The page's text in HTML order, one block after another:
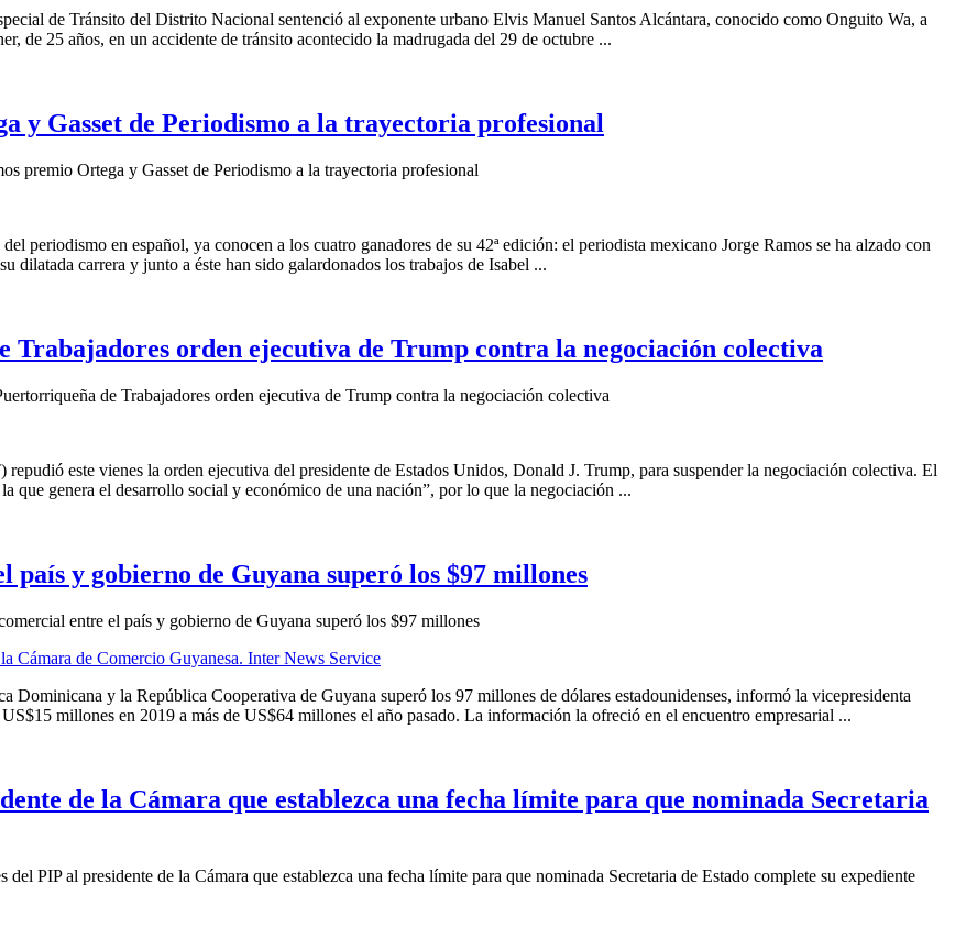
de Tránsito del Distrito Nacional sentenció al exponente urbano Elvis Manuel Santos Alcántara, conocido como Onguito Wa, a
de 25 años, en un accidente de tránsito acontecido la madrugada del 29 de octubre ...
y Gasset de Periodismo a la trayectoria profesional
premio Ortega y Gasset de Periodismo a la trayectoria profesional
periodismo en español, ya conocen a los cuatro ganadores de su 42ª edición: el periodista mexicano Jorge Ramos se ha alzado con
carrera y junto a éste han sido galardonados los trabajos de Isabel ...
orden ejecutiva de Trump contra la negociación colectiva
de Trabajadores orden ejecutiva de Trump contra la negociación colectiva
este vienes la orden ejecutiva del presidente de Estados Unidos, Donald J. Trump, para suspender la negociación colectiva. El
que genera el desarrollo social y económico de una nación”, por lo que la negociación ...
y gobierno de Guyana superó los $97 millones
entre el país y gobierno de Guyana superó los $97 millones
y la República Cooperativa de Guyana superó los 97 millones de dólares estadounidenses, informó la vicepresidenta
millones en 2019 a más de US$64 millones el año pasado. La información la ofreció en el encuentro empresarial ...
de la Cámara que establezca una fecha límite para que nominada Secretaria
del PIP al presidente de la Cámara que establezca una fecha límite para que nominada Secretaria de Estado complete su expediente